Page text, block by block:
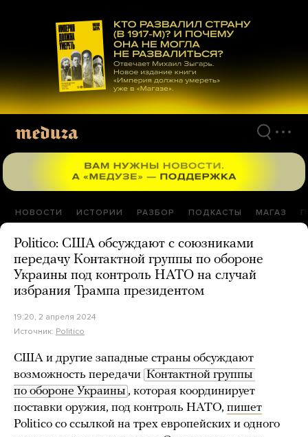
материалам
НОВОСТИ ИСТОРИИ РАЗБОР ПОДКАСТЫ МАГАЗ
Politico: США обсуждают с союзниками
передачу Контактной группы по обороне
Украины под контроль НАТО на случай
избрания Трампа президентом
19:20, 2 апреля 2024
Источник: Politico
США и другие западные страны обсуждают
возможность передачи Контактной группы
по обороне Украины , которая координирует
поставки оружия, под контроль НАТО, пишет
Politico со ссылкой на трех европейских и одного